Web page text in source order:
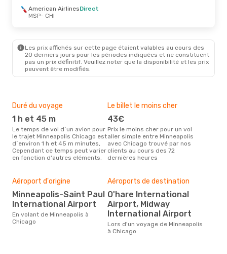
American AirlinesDirect
MSP- CHI
Les prix affichés sur cette page étaient valables au cours des
20 derniers jours pour les périodes indiquées et ne constituent
pas un prix définitif. Veuillez noter que la disponibilité et les prix
peuvent être modifiés.
Duré du voyage
1 h et 45 m
Le temps de vol d´un avion pour
le trajet Minneapolis Chicago est
d´environ 1 h et 45 m minutes,
Cependant ce temps peut varier
en fonction d'autres eléments.
Le billet le moins cher
43€
Prix le moins cher pour un vol
aller simple entre Minneapolis
avec Chicago trouvé par nos
clients au cours des 72
dernières heures
Aéroport d'origine
Minneapolis-Saint Paul
International Airport
En volant de Minneapolis à
Chicago
Aéroports de destination
O'hare International
Airport, Midway
International Airport
Lors d'un voyage de Minneapolis
à Chicago